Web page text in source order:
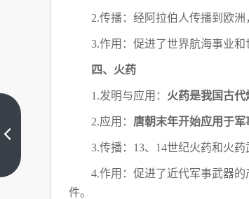
2.传播：经阿拉伯人传播到欧洲
3.作用：促进了世界航海事业和
四、火药
1.发明与应用： 火药是我国古
2.应用： 唐朝末年开始应用于
3.传播：13、14世纪火药和火
4.作用：促进了近代军事武器
件。